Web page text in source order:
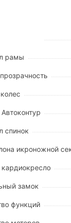
тела и
секция
обе стороны.
пациента.
рамы
спинок
икроножной
замок
функций